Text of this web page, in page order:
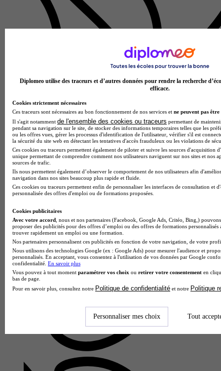
Bac techno - STI2D sciences et technologies de l'industrie et
du développement durable enseignement spécifique énergie et
Angers 49000
Le Bac Techno STI2D Sciences et Technologies de l'Industrie
Énergie et Environnement du Lycée polyvalent Jean Moulin
for…
Lycée polyvalent Pierre Mendès France
Bac techno - STI2D sciences et technologies de l'industrie et
du développement durable enseignement spécifique
innovation technologique et éco-conception
Rennes 35000
Le Bac technologique STI2D spécialité Innovation
Mendès France forme les futurs acteurs de l'ingénierie
Diplomeo utilise des traceurs et d’autres données pour rendre la recherche
efficace.
Cookies strictement nécessaires
Ces traceurs sont nécessaires au bon fonctionnement de nos services et ne peuvent pas être
Il s'agit notamment de l'ensemble des cookies ou traceurs permettant de
pendant sa navigation sur le site, de stocker des informations temporaires telles que les
ou les offres vues, gérer les processus d'identification de l'utilisateur, vérifier s'il est
la sécurité du site web en détectant les tentatives d'accès frauduleux ou les violations de
Ces cookies ou traceurs permettent également de piloter et suivre les sources d'acquisition
unique permettant de comprendre comment nos utilisateurs naviguent sur nos sites et nos
sources de trafic.
Ils nous permettent également d’observer le comportement de nos utilisateurs afin
navigation dans nos sites beaucoup plus rapide et fluide.
Ces cookies ou traceurs permettent enfin de personnaliser les interfaces de consultation et
personnalisée des offres d'emploi ou de formations proposées.
Cookies publicitaires
Avec votre accord , nous et nos partenaires (Facebook, Google Ads, Critéo, Bing,)
proposer des publicités pour des offres d’emploi ou des offres de formations
trouver rapidement un emploi ou une formation.
Nos partenaires personnalisent ces publicités en fonction de votre navigation, de votre
Nous utilisons des technologies Google (ex : Google Ads) pour mesurer l'audience et
personnalisés. En acceptant, vous consentez à l'utilisation de vos données par Google
confidentialité. En savoir plus
Vous pouvez à tout moment paramétrer vos choix ou retirer votre consentement en
bas de page.
Pour en savoir plus, consultez notre Politique de confidentialité et notre Politique
Personnaliser mes choix Tout